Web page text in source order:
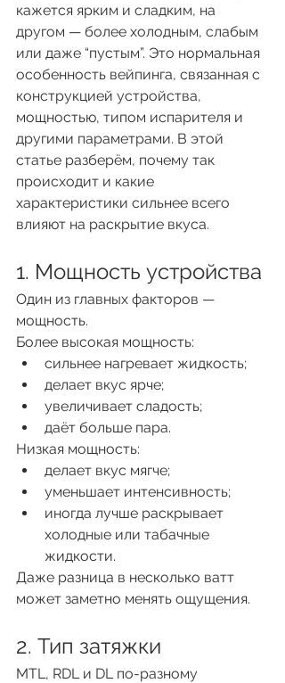
кажется ярким и сладким, на
другом — более холодным, слабым
или даже “пустым”. Это нормальная
особенность вейпинга, связанная с
конструкцией устройства,
мощностью, типом испарителя и
другими параметрами. В этой
статье разберём, почему так
происходит и какие
характеристики сильнее всего
влияют на раскрытие вкуса.
1. Мощность устройства
Один из главных факторов —
мощность.
Более высокая мощность:
сильнее нагревает жидкость;
делает вкус ярче;
увеличивает сладость;
даёт больше пара.
Низкая мощность:
делает вкус мягче;
уменьшает интенсивность;
иногда лучше раскрывает
холодные или табачные
жидкости.
Даже разница в несколько ватт
может заметно менять ощущения.
2. Тип затяжки
MTL, RDL и DL по-разному